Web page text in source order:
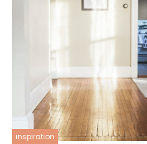
inspiration